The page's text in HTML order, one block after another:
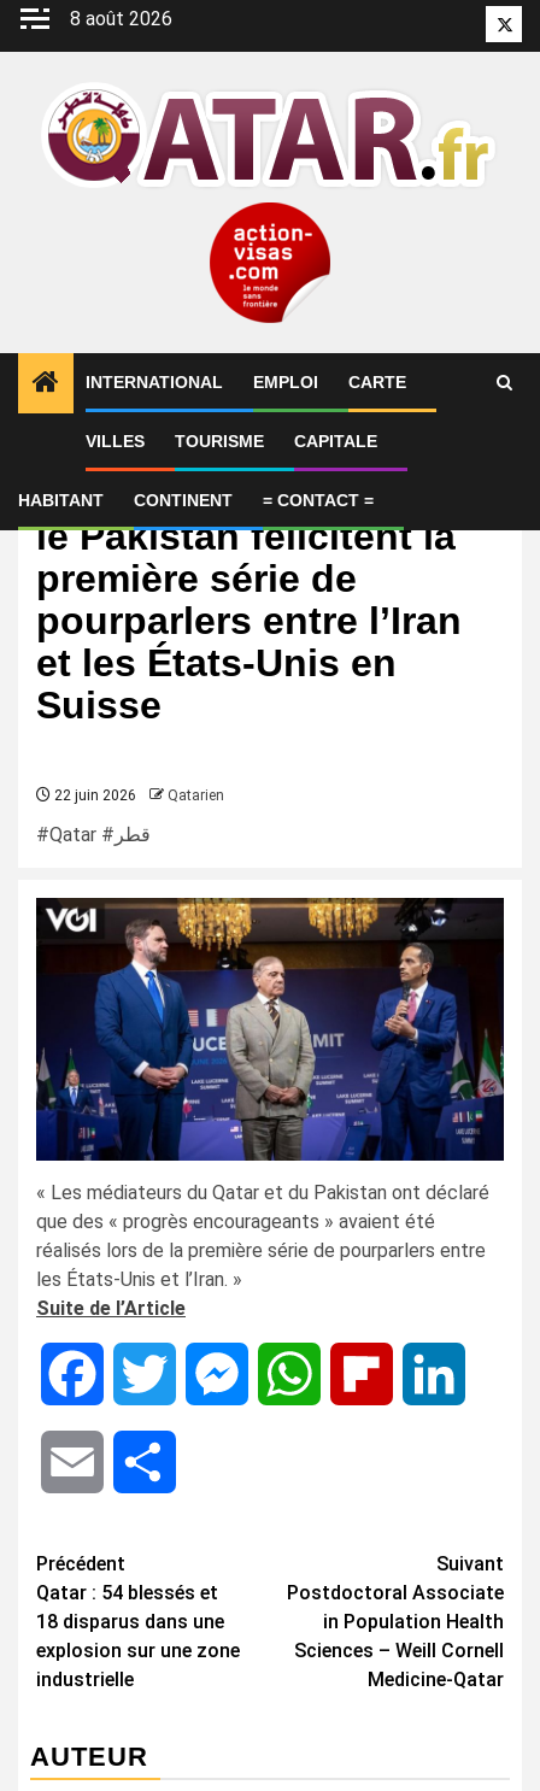
Aller
8 août 2026
INTERNATIONAL EMPLOI CARTE
VILLES TOURISME CAPITALE
HABITANT CONTINENT = CONTACT =
International
Le médiateur du Qatar et
le Pakistan félicitent la
première série de
pourparlers entre l’Iran
et les États-Unis en
Suisse
22 juin 2026 Qatarien
#Qatar #قطر
« Les médiateurs du Qatar et du Pakistan ont déclaré
que des « progrès encourageants » avaient été
réalisés lors de la première série de pourparlers entre
les États-Unis et l’Iran. »
Suite de l’Article
Facebook Twitter MessengerWhatsApp Flipboard
Email
Navigation
d’article
Précédent
Qatar : 54 blessés et
18 disparus dans une
explosion sur une zone
industrielle
Suivant
Postdoctoral Associate
in Population Health
Sciences – Weill Cornell
Medicine-Qatar
AUTEUR